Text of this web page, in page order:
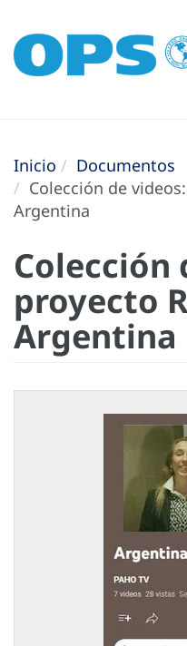
Inicio
Documentos
Colección de
Argentina
Colección
proyecto
Argentina